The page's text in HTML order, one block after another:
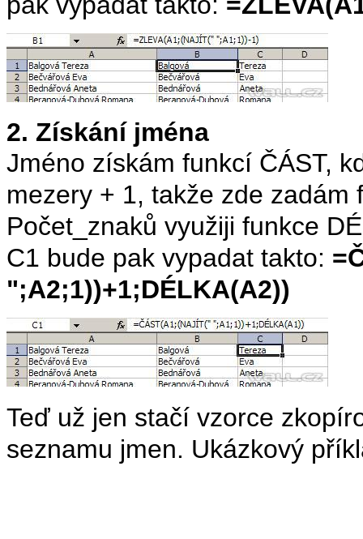
2. Získání jména
Jméno získám funkcí ČÁST,
mezery + 1, takže zde zadám
Počet_znaků využiji funkce
C1 bude pak vypadat takto:
";A2;1))+1;DÉLKA(A2))
Teď už jen stačí vzorce
seznamu jmen. Ukázkový